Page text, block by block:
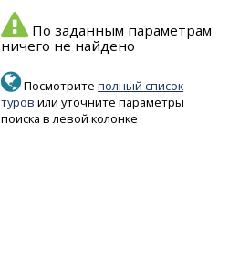
По заданным параметрам
ничего не найдено
Посмотритеполный список
туров или уточните параметры
поиска в левой колонке